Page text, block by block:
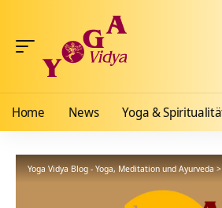
Home News Yoga &
Yoga Vidya Blog - Yoga, Meditation und Ayurveda